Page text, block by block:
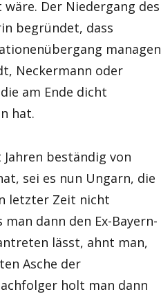
Der Niedergang des
begründet, dass
managen
Neckermann oder
am Ende dicht
hat.
beständig von
sei es nun Ungarn, die
letzter Zeit nicht
dann den Ex-Bayern-
lässt, ahnt man,
Asche der
holt man dann